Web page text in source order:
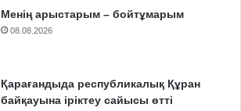
Менің арыстарым – бойтұмарым
08.08.2026
Қарағандыда республикалық Құран
байқауына іріктеу сайысы өтті